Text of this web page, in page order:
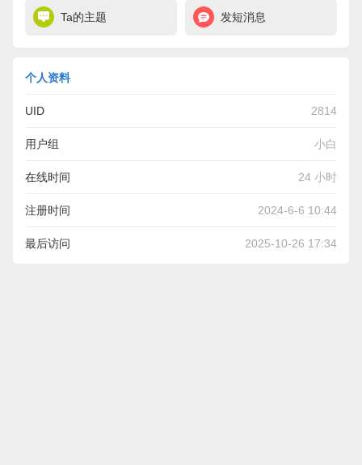
Ta的主题 发短消息
个人资料
UID 2814
用户组 小白
在线时间 24 小时
注册时间 2024-6-6 10:44
最后访问 2025-10-26 17:34